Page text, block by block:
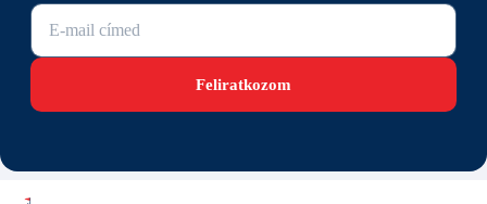
E-mail cím
Feliratkozom